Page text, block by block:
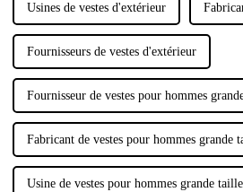
Usines de vestes d'extérieur
Fournisseurs de vestes d'extérieur
Fournisseur de vestes pour hommes
Fabricant de vestes pour hommes grande
Usine de vestes pour hommes grande taille